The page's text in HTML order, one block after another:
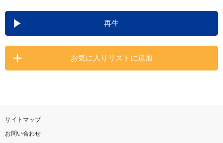
DAMの新曲・ランキングなど
カラオケ最新情報をチェック！
再生
お気に入りリストに追加
サイトマップ
お問い合わせ